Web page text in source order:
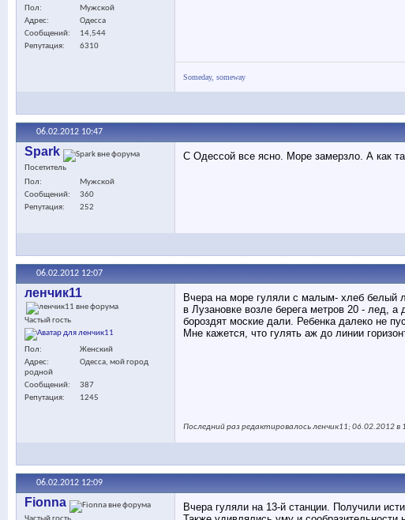
Пол
Мужской
Адрес
Одесса
Сообщений
14,544
Репутация
6310
Someday, someway
06.02.2012 10:47
Spark
Посетитель
Пол
Мужской
Сообщений
360
Репутация
252
C Одессой все ясно. Море замерзло. А как
06.02.2012 12:07
ленчик11
Частый гость
Пол
Женский
Адрес
Одесса, мой город
родной
Сообщений
387
Репутация
1245
Вчера на море гуляли с малым- хлеб белый
в Лузановке возле берега метров 20 - лед,
бороздят моские дали. Ребенка далеко не
Мне кажется, что гулять аж до линии
Последний раз редактировалось ленчик11; 06.02.2012 в
06.02.2012 12:09
Fionna
Вчера гуляли на 13-й станции. Получили